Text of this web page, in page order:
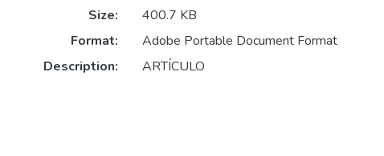
Size:
400.7 KB
Format:
Adobe Portable Document Format
Description:
ARTÍCULO